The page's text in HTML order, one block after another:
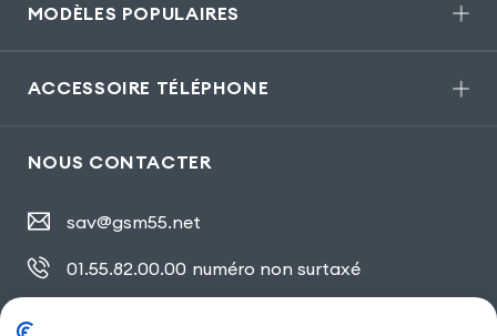
MODÈLES POPULAIRES
ACCESSOIRE TÉLÉPHONE
NOUS CONTACTER
sav@gsm55.net
01.55.82.00.00 numéro non surtaxé